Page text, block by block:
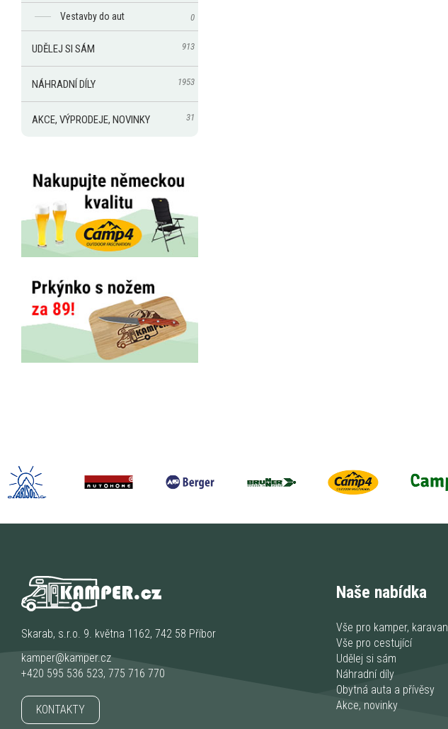
Vestavby do aut 0
UDĚLEJ SI SÁM 913
NÁHRADNÍ DÍLY 1953
AKCE, VÝPRODEJE, NOVINKY 31
Skarab, s.r.o. 9. května 1162, 742 58 Příbor
kamper@kamper.cz
+420 595 536 523, 775 716 770
KONTAKTY
Naše nabídka
Vše pro kamper, karavan
Vše pro cestující
Udělej si sám
Náhradní díly
Obytná auta a přívěsy
Akce, novinky